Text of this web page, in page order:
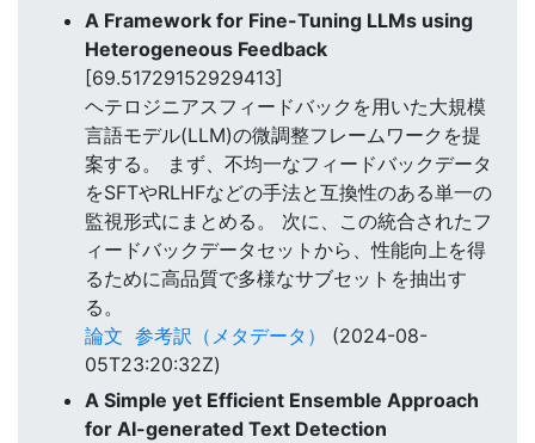
A Framework for Fine-Tuning LLMs using
Heterogeneous Feedback
[69.51729152929413]
ヘテロジニアスフィードバックを用いた大規模
言語モデル(LLM)の微調整フレームワークを提
案する。 まず、不均一なフィードバックデータ
をSFTやRLHFなどの手法と互換性のある単一の
監視形式にまとめる。 次に、この統合されたフ
ィードバックデータセットから、性能向上を得
るために高品質で多様なサブセットを抽出す
る。
論文 参考訳（メタデータ）
(2024-08-
05T23:20:32Z)
A Simple yet Efficient Ensemble Approach
for AI-generated Text Detection